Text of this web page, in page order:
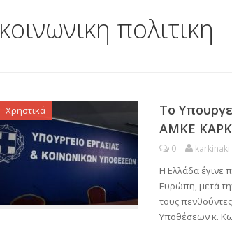
κοινωνικη πολιτικη
Χρηστικά
Το
ΑΜΚΕ
0 karkinaki
Η Ελλάδα έγινε
Ευρώπη, μετά
τους
Υποθέσεων κ.